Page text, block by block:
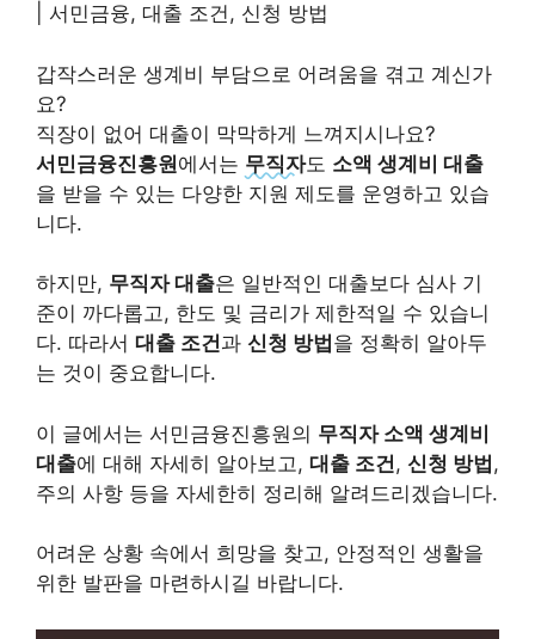
| 서민금융, 대출 조건, 신청 방법
갑작스러운 생계비 부담으로 어려움을 겪고 계신가
요?
직장이 없어 대출이 막막하게 느껴지시나요?
서민금융진흥원에서는 무직자도 소액 생계비 대출
을 받을 수 있는 다양한 지원 제도를 운영하고 있습
니다.
하지만, 무직자 대출은 일반적인 대출보다 심사 기
준이 까다롭고, 한도 및 금리가 제한적일 수 있습니
다. 따라서 대출 조건과 신청 방법 을 정확히 알아두
는 것이 중요합니다.
이 글에서는 서민금융진흥원의 무직자 소액 생계비
대출에 대해 자세히 알아보고, 대출 조건, 신청 방법,
주의 사항 등을 자세한히 정리해 알려드리겠습니다.
어려운 상황 속에서 희망을 찾고, 안정적인 생활을
위한 발판을 마련하시길 바랍니다.